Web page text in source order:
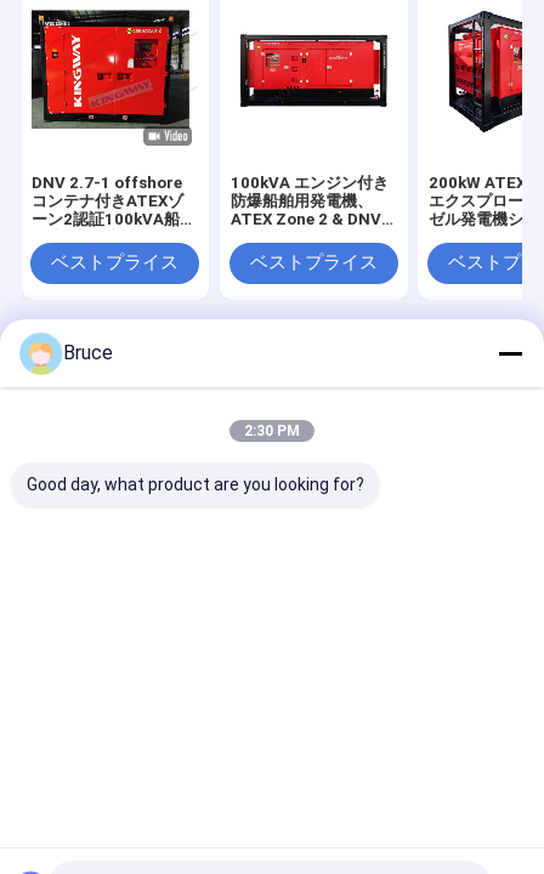
DNV 2.7-1 offshore
コンテナ付きATEXゾ
ーン2認証100kVA船舶
ベストプライス
100kVA エンジン付き
防爆船舶用発電機、
ATEX Zone 2 & DNV
ベストプライス
200kW ATEX
エクスプローフ
ゼル発電機シス
オフショアリフ
グクラッシュフ
ベストプラ
ホーム
中国工場.Copyright © 2026 Qingdao Kingway
Industry Co., Ltd.. All Rights Reserved.
Bruce
2:30 PM
Good day, what product are you looking for?